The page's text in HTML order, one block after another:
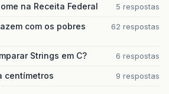
na Receita Federal 5 respostas
com os pobres
62 respostas
Strings em C? 6 respostas
centímetros 9 respostas